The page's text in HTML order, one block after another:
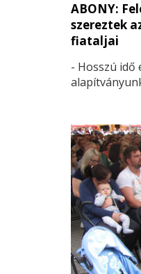
ABONY:
szereztek
fiataljai
- Hosszú idő